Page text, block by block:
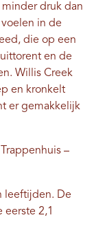
druk dan
in de
die op een
en de
Willis Creek
en kronkelt
er gemakkelijk
–
leeftijden. De
2,1